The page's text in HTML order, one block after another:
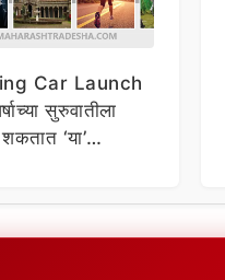
Car Launch
सुरुवातीला
‘या’